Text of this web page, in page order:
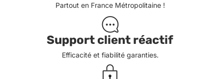
Partout en France Métropolitaine !
Support client réactif
Efficacité et fiabilité garanties.